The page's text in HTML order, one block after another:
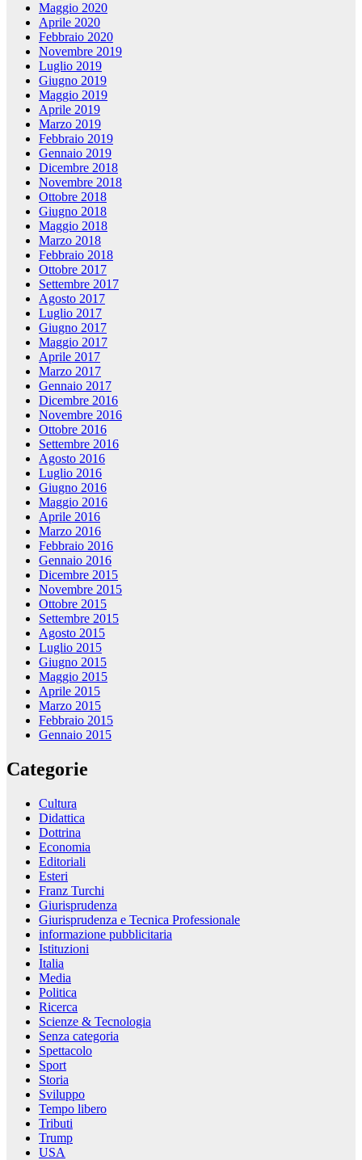
Maggio 2020
Aprile 2020
Febbraio 2020
Novembre 2019
Luglio 2019
Giugno 2019
Maggio 2019
Aprile 2019
Marzo 2019
Febbraio 2019
Gennaio 2019
Dicembre 2018
Novembre 2018
Ottobre 2018
Giugno 2018
Maggio 2018
Marzo 2018
Febbraio 2018
Ottobre 2017
Settembre 2017
Agosto 2017
Luglio 2017
Giugno 2017
Maggio 2017
Aprile 2017
Marzo 2017
Gennaio 2017
Dicembre 2016
Novembre 2016
Ottobre 2016
Settembre 2016
Agosto 2016
Luglio 2016
Giugno 2016
Maggio 2016
Aprile 2016
Marzo 2016
Febbraio 2016
Gennaio 2016
Dicembre 2015
Novembre 2015
Ottobre 2015
Settembre 2015
Agosto 2015
Luglio 2015
Giugno 2015
Maggio 2015
Aprile 2015
Marzo 2015
Febbraio 2015
Gennaio 2015
Categorie
Cultura
Didattica
Dottrina
Economia
Editoriali
Esteri
Franz Turchi
Giurisprudenza
Giurisprudenza e Tecnica Professionale
informazione pubblicitaria
Istituzioni
Italia
Media
Politica
Ricerca
Scienze & Tecnologia
Senza categoria
Spettacolo
Sport
Storia
Sviluppo
Tempo libero
Tributi
Trump
USA